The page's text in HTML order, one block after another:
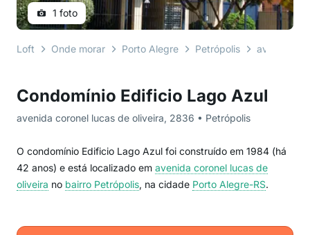
Condomínio Edificio Lago Azul
avenida coronel lucas de oliveira, 2836 • Petrópolis
O condomínio Edificio Lago Azul foi construído em 1984 (há
42 anos) e está localizado em avenida coronel lucas de
oliveira no bairro Petrópolis, na cidade Porto Alegre-RS.
1 foto
Loft Onde morar Porto Alegre Petrópolis avenida